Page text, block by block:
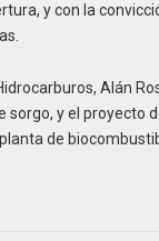
y con la
Alán
y el proyecto
de